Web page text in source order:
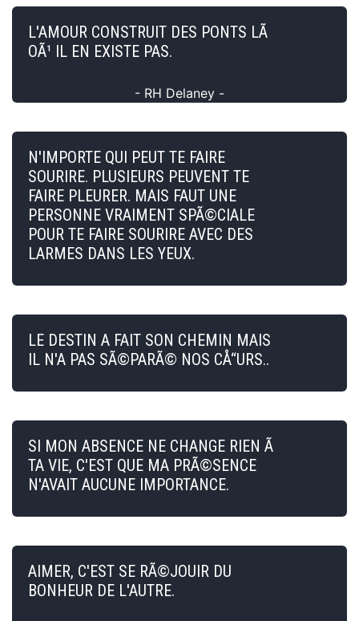
L'AMOUR CONSTRUIT DES PONTS LÃ
OÃ¹ IL EN EXISTE PAS.
- RH Delaney -
N'IMPORTE QUI PEUT TE FAIRE
SOURIRE. PLUSIEURS PEUVENT TE
FAIRE PLEURER. MAIS FAUT UNE
PERSONNE VRAIMENT SPÃ©CIALE
POUR TE FAIRE SOURIRE AVEC DES
LARMES DANS LES YEUX.
LE DESTIN A FAIT SON CHEMIN MAIS
IL N'A PAS SÃ©PARÃ© NOS CÅ“URS..
SI MON ABSENCE NE CHANGE RIEN Ã
TA VIE, C'EST QUE MA PRÃ©SENCE
N'AVAIT AUCUNE IMPORTANCE.
AIMER, C'EST SE RÃ©JOUIR DU
BONHEUR DE L'AUTRE.